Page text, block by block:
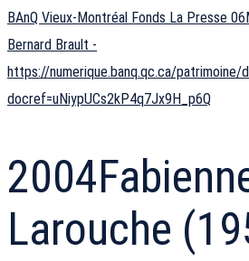
BAnQ Vieux-Montréal Fonds La Presse
Bernard Brault -
https://numerique.banq.qc.ca/
docref=uNiypUCs2kP4q7Jx9H_p6Q
2004
Larouche